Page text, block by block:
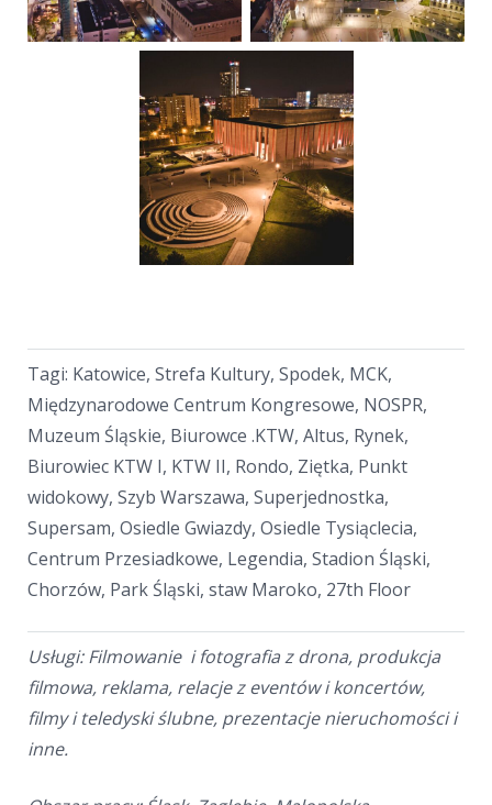
Tagi: Katowice, Strefa Kultury, Spodek, MCK,
Międzynarodowe Centrum Kongresowe, NOSPR,
Muzeum Śląskie, Biurowce .KTW, Altus, Rynek,
Biurowiec KTW I, KTW II, Rondo, Ziętka, Punkt
widokowy, Szyb Warszawa, Superjednostka,
Supersam, Osiedle Gwiazdy, Osiedle Tysiąclecia,
Centrum Przesiadkowe, Legendia, Stadion Śląski,
Chorzów, Park Śląski, staw Maroko, 27th Floor
Usługi: Filmowanie i fotografia z drona, produkcja
filmowa, reklama, relacje z eventów i koncertów,
filmy i teledyski ślubne, prezentacje nieruchomości i
inne.